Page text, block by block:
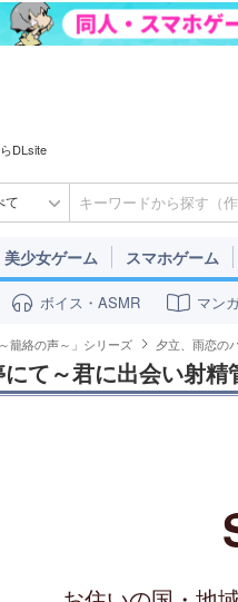
DLsite
て
美少女ゲーム スマホゲーム
ボイス・ASMR マン
～籠絡の声～」シリーズ 夕立、雨恋の
て～君に出会い射精